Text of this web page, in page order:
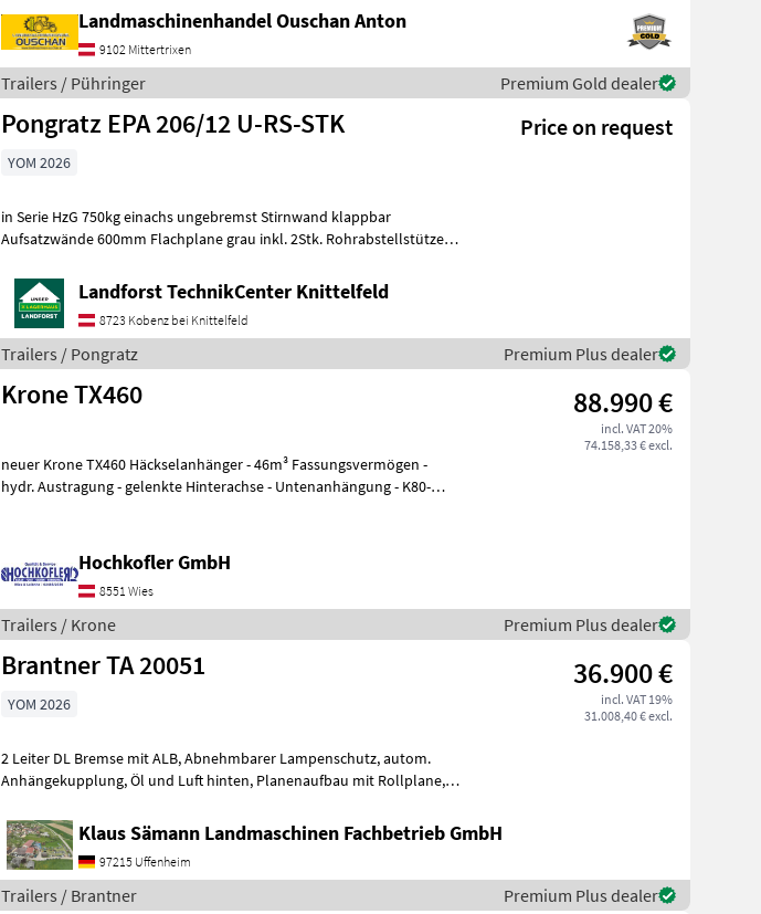
Landmaschinenhandel Ouschan Anton
9102 Mittertrixen
Trailers / Pühringer Premium Gold dealer
Pongratz EPA 206/12 U-RS-STK Price on request
YOM 2026
in Serie HzG 750kg einachs ungebremst Stirnwand klappbar
Aufsatzwände 600mm Flachplane grau inkl. 2Stk. Rohrabstellstützen
Landforst TechnikCenter Knittelfeld
8723 Kobenz bei Knittelfeld
Trailers / Pongratz Premium Plus dealer
Krone TX460 88.990 €
incl. VAT 20%
74.158,33 € excl.
neuer Krone TX460 Häckselanhänger - 46m³ Fassungsvermögen -
hydr. Austragung - gelenkte Hinterachse - Untenanhängung - K80-
Hochkofler GmbH
8551 Wies
Trailers / Krone Premium Plus dealer
Brantner TA 20051 36.900 €
incl. VAT 19%
31.008,40 € excl.
YOM 2026
2 Leiter DL Bremse mit ALB, Abnehmbarer Lampenschutz, autom.
Anhängekupplung, Öl und Luft hinten, Planenaufbau mit Rollplane,
Klaus Sämann Landmaschinen Fachbetrieb GmbH
97215 Uffenheim
Trailers / Brantner Premium Plus dealer